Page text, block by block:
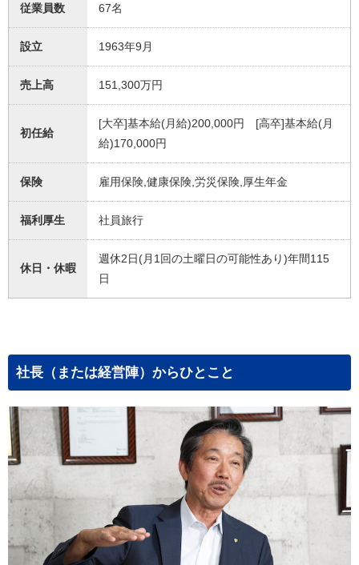
従業員数 67名
設立 1963年9月
売上高 151,300万円
初任給
[大卒]基本給(月給)200,000円 [高卒]基本給(月
給)170,000円
保険 雇用保険,健康保険,労災保険,厚生年金
福利厚生 社員旅行
休日・休暇
週休2日(月1回の土曜日の可能性あり)年間115
日
社長（または経営陣）からひとこと